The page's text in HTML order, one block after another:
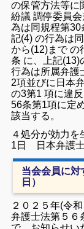
の保管方法等に
紛議 調停委員
為は同規程第30
記(4) の行為は
から(12)まで の
条 に、上記(13)
行為は所属弁護
2項並びに日本
の3第1 項に違
56条第1項に定
該当する。
４処分が効力
1日 日本弁護
当会会員に対
日）
２０２５年(令
弁護士法第５６